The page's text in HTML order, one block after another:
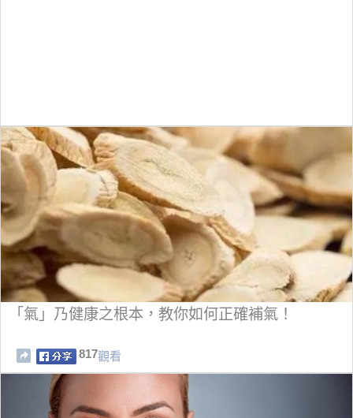
「氣」乃健康之根本，教你如何正確補氣！
817觀看